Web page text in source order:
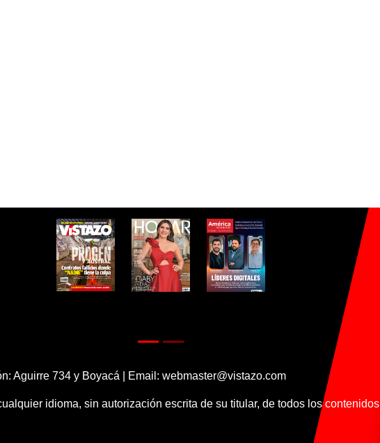
Aguirre 734 y Boyacá | Email: webmaster@vistazo.com
idioma, sin autorización escrita de su titular, de todos los contenidos